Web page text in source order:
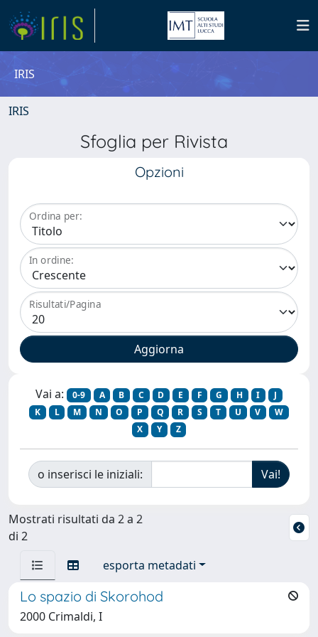
IRIS
IRIS
Sfoglia per Rivista
Opzioni
Ordina per:
In ordine:
Risultati/Pagina
Vai a: 0-9 A B C D E F G H I
J
K
L M N O P Q R S T U V
W
X
Y Z
o inserisci le iniziali:
Mostrati risultati da 2 a 2
di 2
esporta metadati
Lo spazio di Skorohod
2000 Crimaldi, I